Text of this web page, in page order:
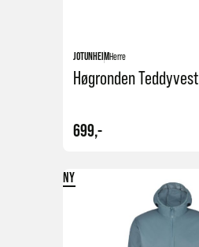
JOTUNHEIMHerre
Høgronden Teddyvest
699,-
NY